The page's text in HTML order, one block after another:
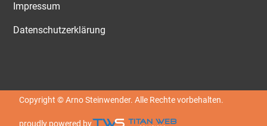
Impressum
Datenschutzerklärung
Copyright © Arno Steinwender. Alle Rechte vorbehalten.
proudly powered by